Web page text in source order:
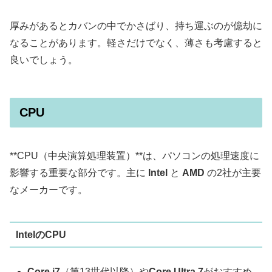
厚みがあるとカバンの中でかさばり、持ち運ぶのが億劫に
なることがあります。軽さだけでなく、薄さも考慮すると
良いでしょう。
CPU
**CPU（中央演算処理装置）**は、パソコンの処理速度に
影響する重要な部分です。主に
Intel と AMD の2社が主要
なメーカーです。
IntelのCPU